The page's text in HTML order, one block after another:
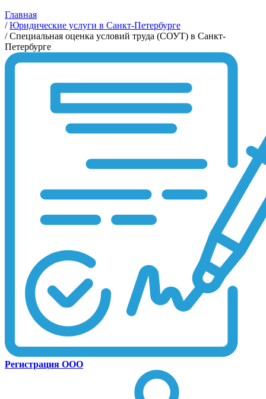
Главная
/Юридические услуги в Санкт-Петербурге
/Специальная оценка условий труда (СОУТ) в Санкт-
Петербурге
Регистрация ООО